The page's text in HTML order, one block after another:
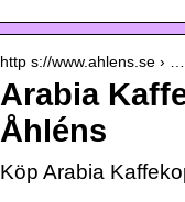
http s://www.ahlens.se ›
Arabia
Åhléns
Köp Arabia